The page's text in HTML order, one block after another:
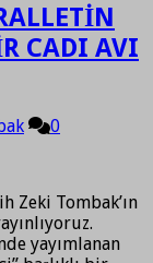
CADI AVI
0
Zeki Tombak’ın
yayımlanan